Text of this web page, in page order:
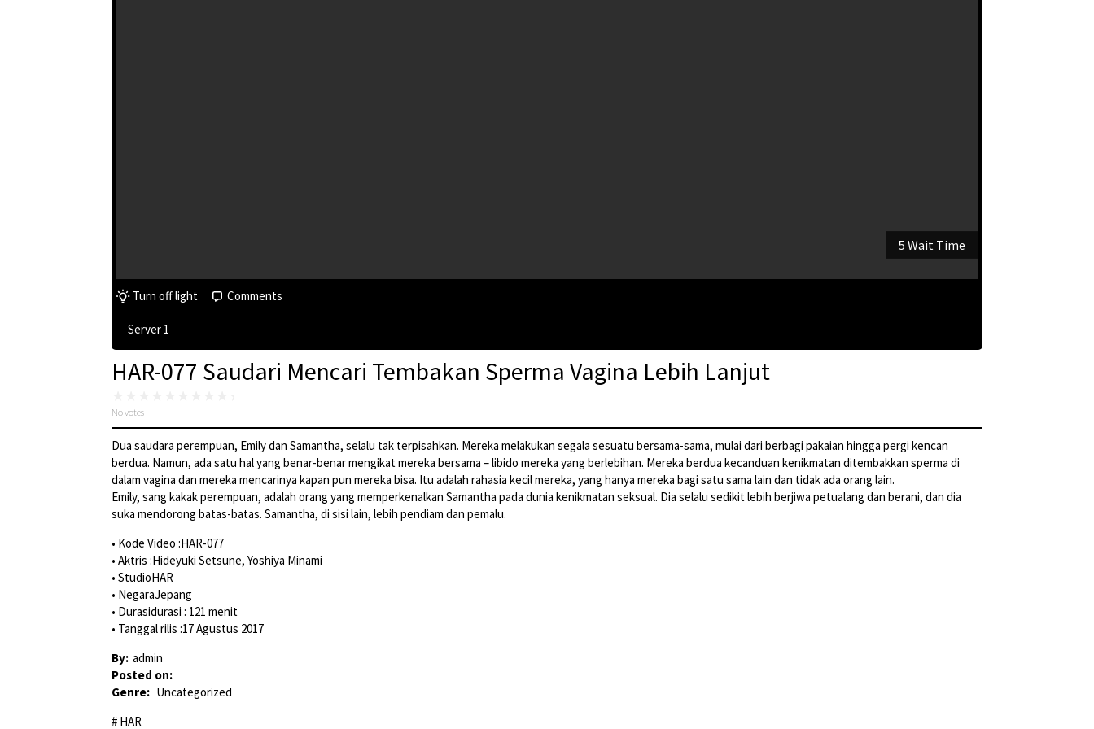
5 Wait Time
Turn off light Comments
Server 1
HAR-077 Saudari Mencari Tembakan Sperma Vagina Lebih Lanjut
No votes
Dua saudara perempuan, Emily dan Samantha, selalu tak terpisahkan. Mereka melakukan segala sesuatu bersama-sama, mulai dari berbagi pakaian hingga pergi kencan
berdua. Namun, ada satu hal yang benar-benar mengikat mereka bersama – libido mereka yang berlebihan. Mereka berdua kecanduan kenikmatan ditembakkan sperma di
dalam vagina dan mereka mencarinya kapan pun mereka bisa. Itu adalah rahasia kecil mereka, yang hanya mereka bagi satu sama lain dan tidak ada orang lain.
Emily, sang kakak perempuan, adalah orang yang memperkenalkan Samantha pada dunia kenikmatan seksual. Dia selalu sedikit lebih berjiwa petualang dan berani, dan dia
suka mendorong batas-batas. Samantha, di sisi lain, lebih pendiam dan pemalu.
• Kode Video :HAR-077
• Aktris :Hideyuki Setsune, Yoshiya Minami
• StudioHAR
• NegaraJepang
• Durasidurasi : 121 menit
• Tanggal rilis :17 Agustus 2017
By: admin
Posted on:
Genre: Uncategorized
HAR